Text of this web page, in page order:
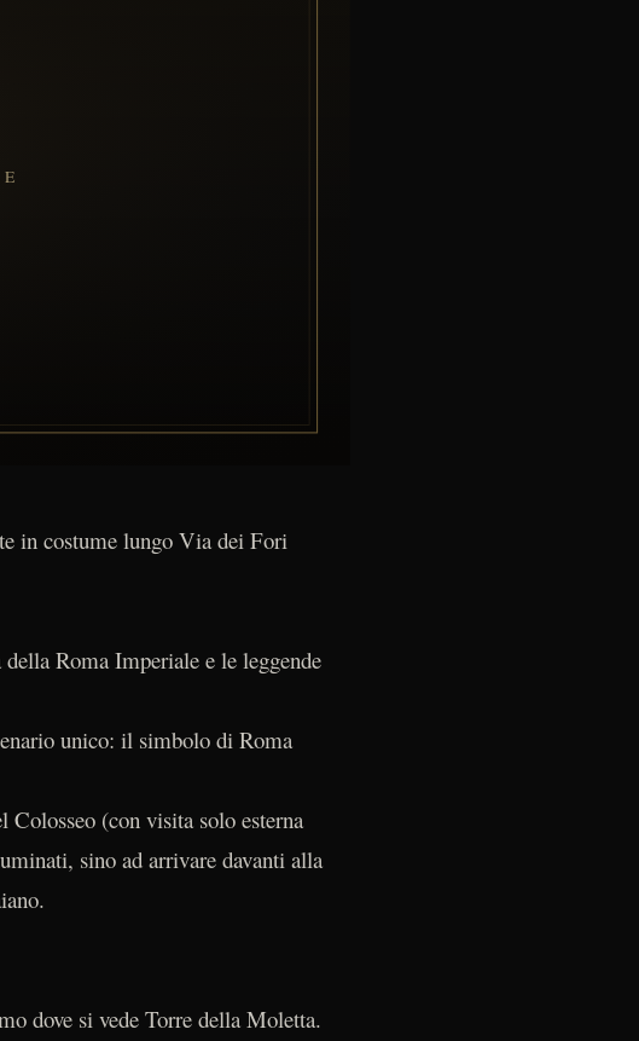
in costume lungo Via dei Fori
Roma Imperiale e le leggende
unico: il simbolo di Roma
Colosseo (con visita solo esterna
sino ad arrivare davanti alla
dove si vede Torre della Moletta.